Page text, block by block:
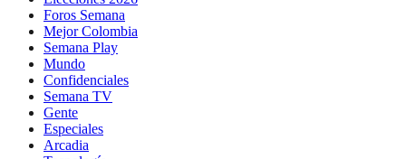
Foros Semana
Mejor Colombia
Semana Play
Mundo
Confidenciales
Semana TV
Gente
Especiales
Arcadia